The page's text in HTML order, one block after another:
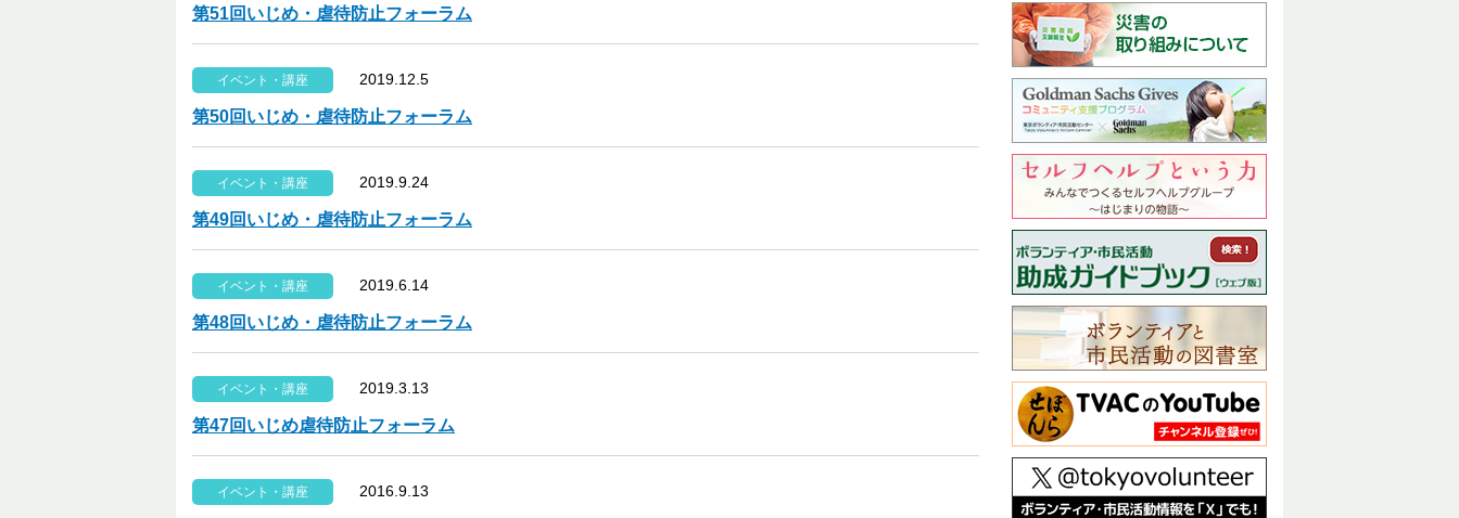
第51回いじめ・虐待防止フォーラム
イベント・講座 2019.12.5
第50回いじめ・虐待防止フォーラム
イベント・講座 2019.9.24
第49回いじめ・虐待防止フォーラム
イベント・講座 2019.6.14
第48回いじめ・虐待防止フォーラム
イベント・講座 2019.3.13
第47回いじめ虐待防止フォーラム
イベント・講座 2016.9.13